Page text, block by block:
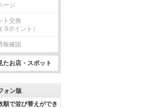
ージ
ト交換
0ポイント）
報確認
たお店・スポット
ォン版
順で並び替えができ